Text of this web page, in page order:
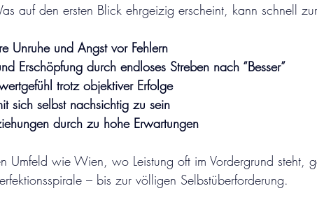
auf den ersten Blick ehrgeizig erscheint, kann schnell
Unruhe und Angst vor Fehlern
Erschöpfung durch endloses Streben nach “Besser”
trotz objektiver Erfolge
sich selbst nachsichtig zu sein
durch zu hohe Erwartungen
Umfeld wie Wien, wo Leistung oft im Vordergrund steht,
– bis zur völligen Selbstüberforderung.